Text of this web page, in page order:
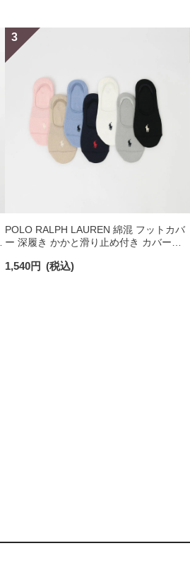
POLO RALPH LAUREN 綿混 フットカバ
ー 深履き かかと滑り止め付き カバーソ
1,540円 (税込)